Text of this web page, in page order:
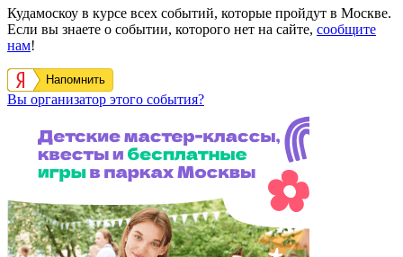
Кудамоскоу в курсе всех событий, которые пройдут в Москве.
Если вы знаете о событии, которого нет на сайте, сообщите
нам!
Напомнить
Вы организатор этого события?